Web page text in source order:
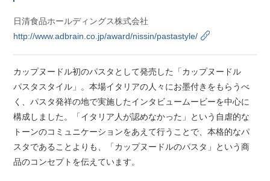
日清食品ホールディングス株式会社
http://www.adbrain.co.jp/award/nissin/pastastyle/
カップヌードル初のパスタとして発売した「カップヌードル
パスタスタイル」。本場イタリアの人々にお墨付きをもらうべ
く、パスタ発祥の地で実施したインタビュームービーを中心に
構成しました。「イタリア人が認めなかった」という自虐的な
トーンのコミュニケーションをあえて行うことで、本格的なパ
スタであることよりも、「カップヌードルのパスタ」という商
品のコンセプトを伝えています。